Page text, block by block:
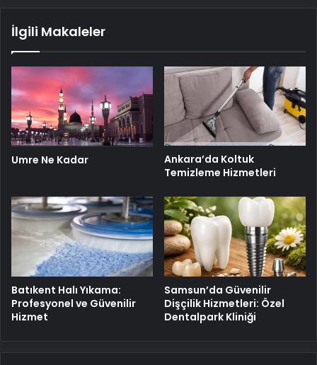
İlgili Makaleler
Umre Ne Kadar
Ankara’da Koltuk
Temizleme Hizmetleri
Batıkent Halı Yıkama:
Profesyonel ve Güvenilir
Hizmet
Samsun’da Güvenilir
Dişçilik Hizmetleri: Özel
Dentalpark Kliniği